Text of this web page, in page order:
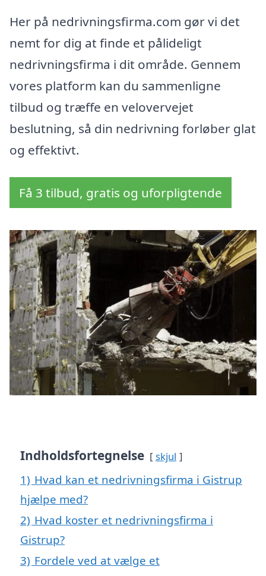
Her på nedrivningsfirma.com gør vi det
nemt for dig at finde et pålideligt
nedrivningsfirma i dit område. Gennem
vores platform kan du sammenligne
tilbud og træffe en velovervejet
beslutning, så din nedrivning forløber glat
og effektivt.
Få 3 tilbud, gratis og uforpligtende
Indholdsfortegnelse skjul
1) Hvad kan et nedrivningsfirma i Gistrup
hjælpe med?
2) Hvad koster et nedrivningsfirma i
Gistrup?
3) Fordele ved at vælge et